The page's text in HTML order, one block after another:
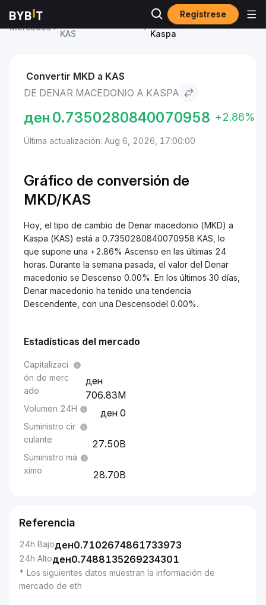
Regístrese
Mercados
KAS
Denar macedonio to
Kaspa
Convertir MKD a KAS
DE DENAR MACEDONIO A KASPA
ден 0.7350280840070958 +2.86%
Última actualización: Aug 6, 2026, 17:00:00
Gráfico de conversión de
MKD/KAS
Hoy, el tipo de cambio de Denar macedonio (MKD) a
Kaspa (KAS) está a 0.7350280840070958 KAS, lo
que supone una +2.86% Ascenso en las últimas 24
horas. Durante la semana pasada, el valor del Denar
macedonio se Descenso 0.00%. En los últimos 30 días,
Denar macedonio ha tenido una tendencia
Descendente, con una Descensodel 0.00%.
Estadísticas del mercado
Capitalizaci
ón de merc
ado
706.83M
Volumen 24H 0
Suministro cir
culante
27.50B
Suministro má
ximo
28.70B
Referencia
24h Bajoден0.7102674861733973
24h Altoден0.7488135269234301
* Los siguientes datos muestran la información de
mercado de eth